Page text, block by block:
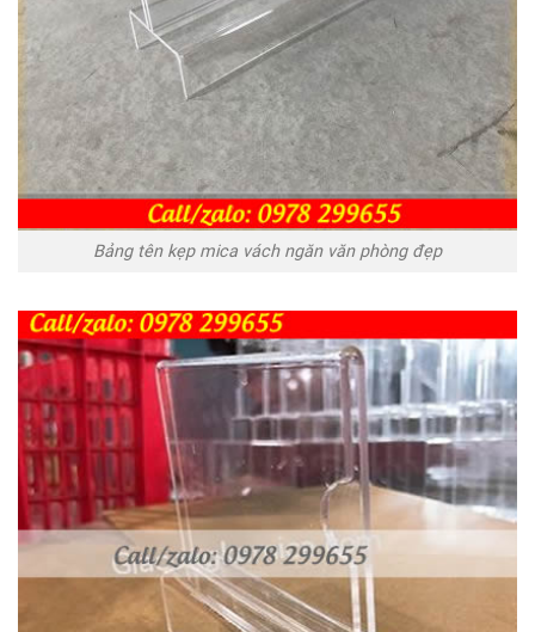
Bảng tên kẹp mica vách ngăn văn phòng đẹp